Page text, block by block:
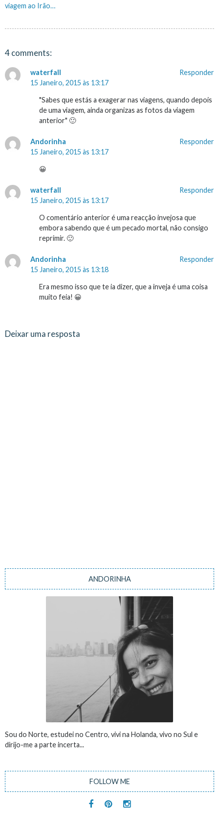
Navegação
viagem ao Irão…
4 comments:
waterfall
15 Janeiro, 2015 às 13:17
"Sabes que estás a exagerar nas viagens, quando depois
de uma viagem, ainda organizas as fotos da viagem
anterior" 🙂
Responder
Andorinha
15 Janeiro, 2015 às 13:17
😀
Responder
waterfall
15 Janeiro, 2015 às 13:17
O comentário anterior é uma reacção invejosa que
embora sabendo que é um pecado mortal, não consigo
reprimir. 🙂
Responder
Andorinha
15 Janeiro, 2015 às 13:18
Era mesmo isso que te ia dizer, que a inveja é uma coisa
muito feia! 😀
Responder
Deixar uma resposta
ANDORINHA
Sou do Norte, estudei no Centro, vivi na Holanda, vivo no Sul e
dirijo-me a parte incerta...
FOLLOW ME